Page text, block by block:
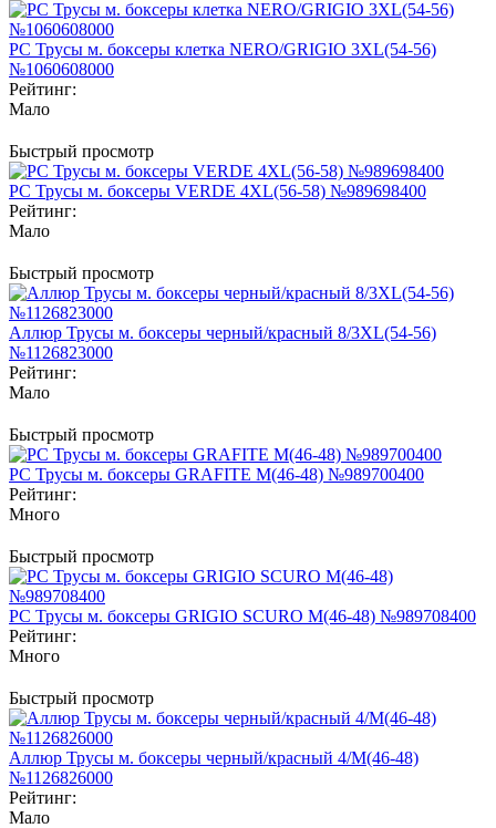
PC Трусы м. боксеры клетка NERO/GRIGIO 3XL(54-56)
№1060608000
Рейтинг:
Мало
Быстрый просмотр
PC Трусы м. боксеры VERDE 4XL(56-58) №989698400
Рейтинг:
Мало
Быстрый просмотр
Аллюр Трусы м. боксеры черный/красный 8/3XL(54-56)
№1126823000
Рейтинг:
Мало
Быстрый просмотр
PC Трусы м. боксеры GRAFITE M(46-48) №989700400
Рейтинг:
Много
Быстрый просмотр
PC Трусы м. боксеры GRIGIO SCURO M(46-48) №989708400
Рейтинг:
Много
Быстрый просмотр
Аллюр Трусы м. боксеры черный/красный 4/M(46-48)
№1126826000
Рейтинг:
Мало